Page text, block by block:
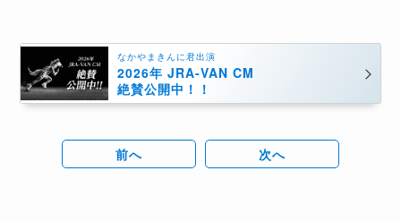
なかやまきんに君出演
2026年 JRA-VAN CM
絶賛公開中！！
前へ 次へ